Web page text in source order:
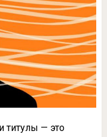
титулы — это